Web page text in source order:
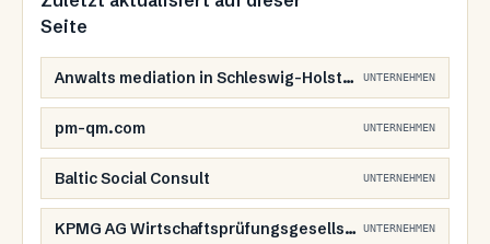
Seite
Anwalts mediation in Schleswig-Holstein e.V. UNTERNEHMEN
pm-qm.com UNTERNEHMEN
Baltic Social Consult UNTERNEHMEN
KPMG AG Wirtschaftsprüfungsgesellschaft UNTERNEHMEN